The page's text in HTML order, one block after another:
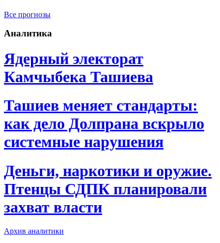
Все прогнозы
Аналитика
Ядерный электорат
Камчыбека Ташиева
Ташиев меняет стандарты:
как дело Долпрана вскрыло
системные нарушения
Деньги, наркотики и оружие.
Птенцы СДПК планировали
захват власти
Архив аналитики